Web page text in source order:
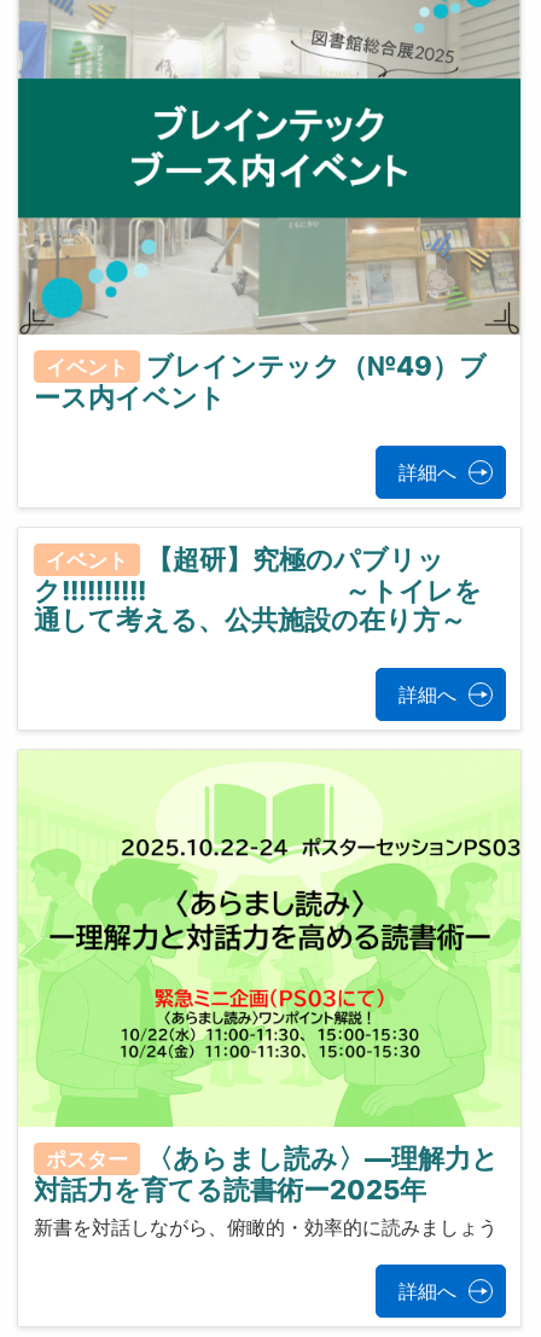
イベント
ブレインテック（№49）ブ
ース内イベント
詳細へ
イベント
【超研】究極のパブリッ
ク!!!!!!!!!! ～トイレを
通して考える、公共施設の在り方～
詳細へ
ポスター
〈あらまし読み〉—理解力と
対話力を育てる読書術ー2025年
新書を対話しながら、俯瞰的・効率的に読みましょう
詳細へ